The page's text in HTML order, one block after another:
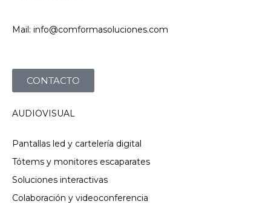
Mail: info@comformasoluciones.com
CONTACTO
AUDIOVISUAL
Pantallas led y cartelería digital
Tótems y monitores escaparates
Soluciones interactivas
Colaboración y videoconferencia